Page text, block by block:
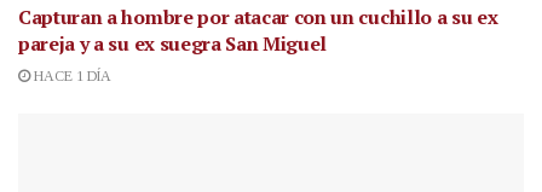
Capturan a hombre por atacar con un cuchillo a su ex
pareja y a su ex suegra San Miguel
HACE 1 DÍA